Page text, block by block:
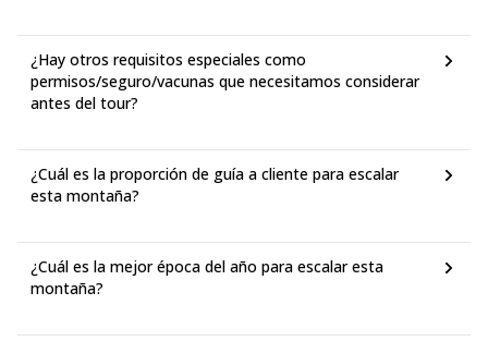
¿Hay otros requisitos especiales como
permisos/seguro/vacunas que necesitamos considerar
antes del tour?
¿Cuál es la proporción de guía a cliente para escalar
esta montaña?
¿Cuál es la mejor época del año para escalar esta
montaña?